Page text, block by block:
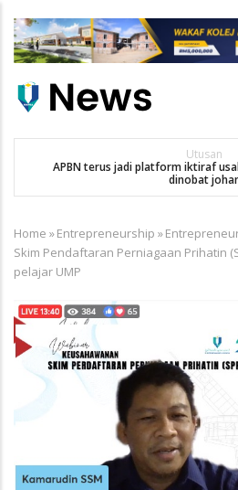
main
Main
Utusan
APBN terus jadi platform iktiraf
dinobat
Breadcrumb
Home »Entrepreneurship »
Skim Pendaftaran Perniagaan Prihatin
pelajar UMP